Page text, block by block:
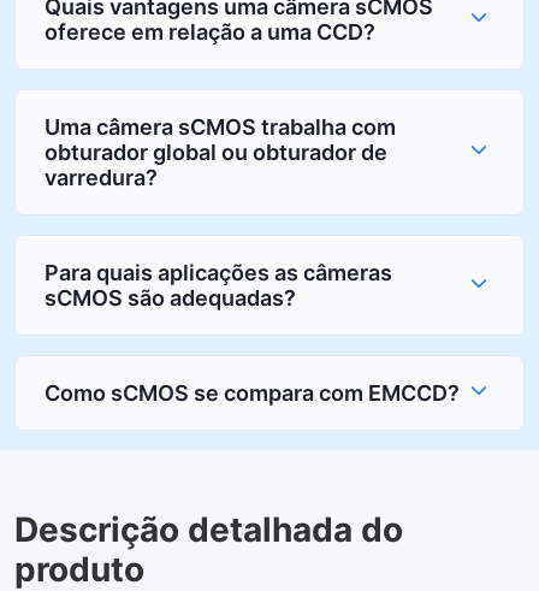
Quais vantagens uma câmera sCMOS
oferece em relação a uma CCD?
Uma câmera sCMOS trabalha com
obturador global ou obturador de
varredura?
Para quais aplicações as câmeras
sCMOS são adequadas?
Como sCMOS se compara com EMCCD?
Descrição detalhada do
produto